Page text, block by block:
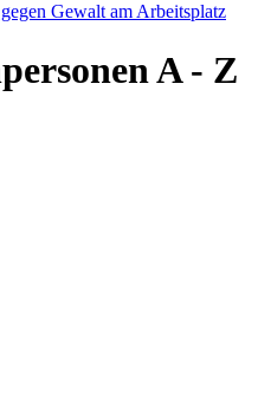
Gewalt am Arbeitsplatz
A - Z